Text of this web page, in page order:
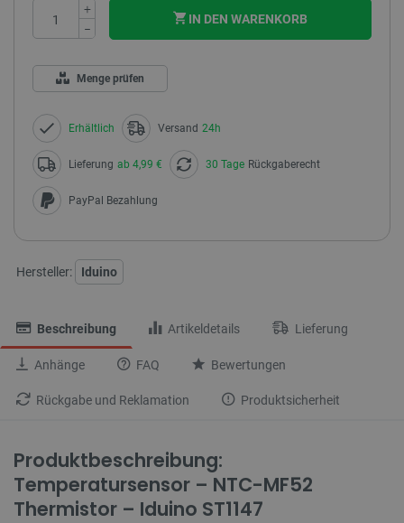
+
−
IN DEN WARENKORB
Menge prüfen
Erhältlich Versand 24h
Lieferung ab 4,99 € 30 Tage Rückgaberecht
PayPal Bezahlung
Hersteller: Iduino
Beschreibung Artikeldetails Lieferung
Anhänge FAQ Bewertungen
Rückgabe und Reklamation Produktsicherheit
Produktbeschreibung:
Temperatursensor – NTC-MF52
Thermistor – Iduino ST1147